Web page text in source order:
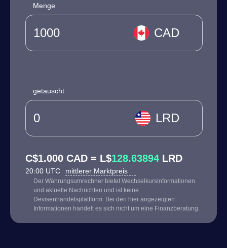
Menge
CAD
getauscht
LRD
C$1.000 CAD = L$128.63894 LRD
20:00 UTC mittlerer Marktpreis
Der Währungsumrechner bietet Wechselkursinformationen
und aktuelle Nachrichten und ist keine
Devisenhandelsplattform. Bei den hier angezeigten
Informationen handelt es sich nicht um eine Finanzberatung.